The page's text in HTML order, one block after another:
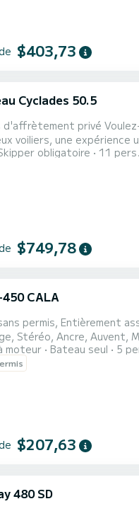
$403,73
Cyclades 50.5
voir des baleines et des dauphins dans leur habitat naturel ? Embarquez sur l'un de nos
une expérience unique qui vous laissera
à l'écart de la foule.
obligatoire 11 pers.
$749,78
CALA
permis, Entièrement
Stéréo, Ancre, Auvent,
"capitaine de votre
n'avez pas besoin de
moteur Bateau seul 5
$207,63
480 SD